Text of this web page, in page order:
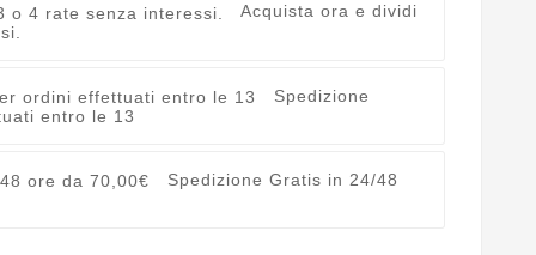
Acquista ora e dividi
Spedizione
entro le 13
Spedizione Gratis in 24/48